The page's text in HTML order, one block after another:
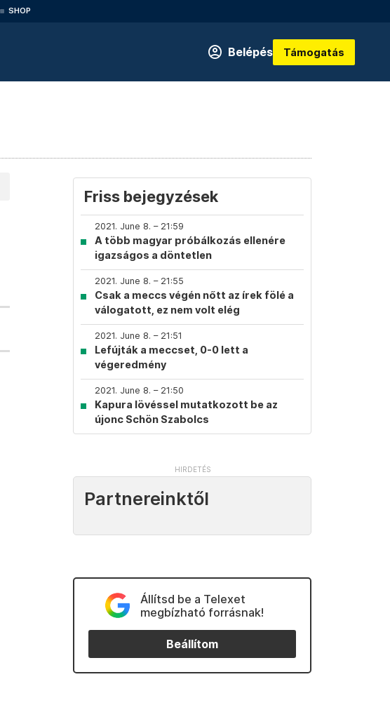
SHOP
Belépés Támogatás
Friss bejegyzések
2021. June 8. – 21:59
A több magyar próbálkozás ellenére
igazságos a döntetlen
2021. June 8. – 21:55
Csak a meccs végén nőtt az írek fölé a
válogatott, ez nem volt elég
2021. June 8. – 21:51
Lefújták a meccset, 0-0 lett a
végeredmény
2021. June 8. – 21:50
Kapura lövéssel mutatkozott be az
újonc Schön Szabolcs
Partnereinktől
Állítsd be a Telexet
megbízható forrásnak!
Beállítom